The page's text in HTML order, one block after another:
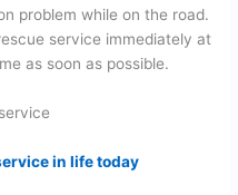
problem while on the road.
service immediately at
as soon as possible.
in life today